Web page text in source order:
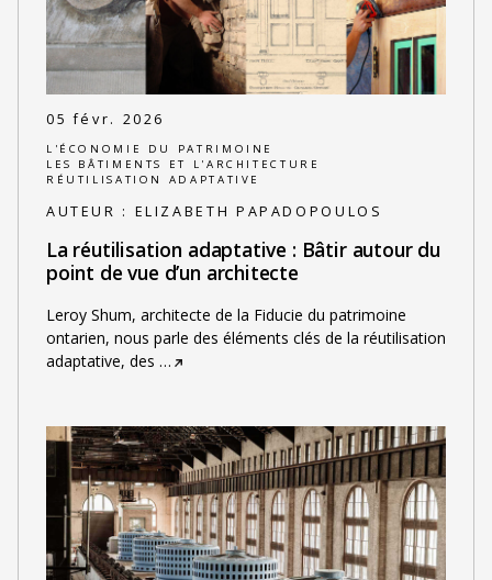
05 févr. 2026
L'ÉCONOMIE DU PATRIMOINE
LES BÂTIMENTS ET L'ARCHITECTURE
RÉUTILISATION ADAPTATIVE
AUTEUR : ELIZABETH PAPADOPOULOS
La réutilisation adaptative : Bâtir autour du
point de vue d’un architecte
Leroy Shum, architecte de la Fiducie du patrimoine
ontarien, nous parle des éléments clés de la réutilisation
adaptative, des …